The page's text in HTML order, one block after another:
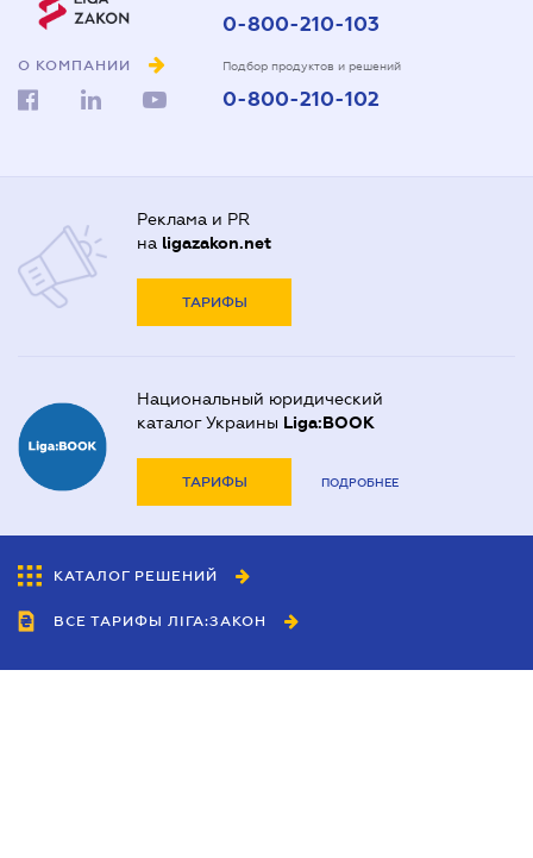
О КОМПАНИИ
0-800-210-103
Подбор продуктов и решений
0-800-210-102
Реклама и PR
на ligazakon.net
ТАРИФЫ
Национальный юридический
каталог Украины Liga:BOOK
ТАРИФЫ ПОДРОБНЕЕ
КАТАЛОГ РЕШЕНИЙ
ВСЕ ТАРИФЫ ЛІГА:ЗАКОН